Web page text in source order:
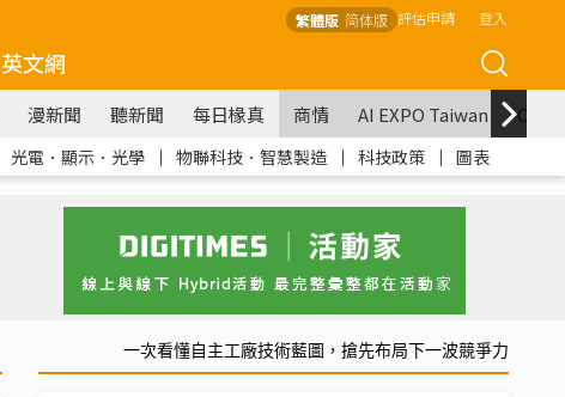
繁體版 简体版 評估申請 登入
英文網
漫新聞 聽新聞 每日椽真 商情 AI EXPO Taiwan
光電．顯示．光學 ｜ 物聯科技．智慧製造 ｜ 科技政策 ｜ 圖表
一次看懂自主工廠技術藍圖，搶先布局下一波競爭力